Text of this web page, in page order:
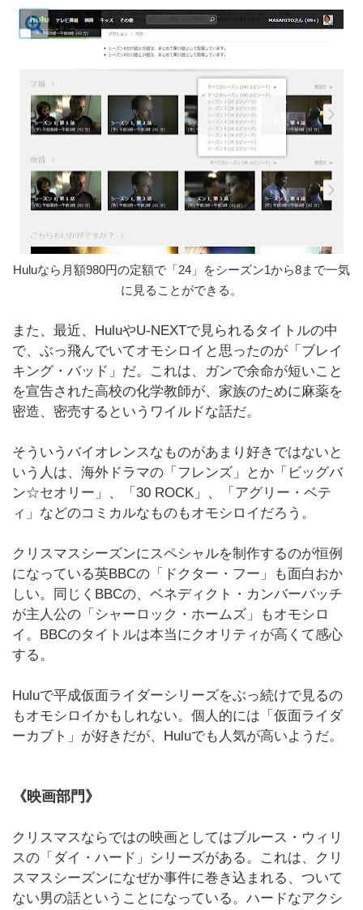
Huluなら月額980円の定額で「24」をシーズン1から8まで一気
に見ることができる。
また、最近、HuluやU-NEXTで見られるタイトルの中
で、ぶっ飛んでいてオモシロイと思ったのが「ブレイ
キング・バッド」だ。これは、ガンで余命が短いこと
を宣告された高校の化学教師が、家族のために麻薬を
密造、密売するというワイルドな話だ。
そういうバイオレンスなものがあまり好きではないと
いう人は、海外ドラマの「フレンズ」とか「ビッグバ
ン☆セオリー」、「30 ROCK」、「アグリー・ベテ
ィ」などのコミカルなものもオモシロイだろう。
クリスマスシーズンにスペシャルを制作するのが恒例
になっている英BBCの「ドクター・フー」も面白おか
しい。同じくBBCの、ベネディクト・カンバーバッチ
が主人公の「シャーロック・ホームズ」もオモシロ
イ。BBCのタイトルは本当にクオリティが高くて感心
する。
Huluで平成仮面ライダーシリーズをぶっ続けで見るの
もオモシロイかもしれない。個人的には「仮面ライダ
ーカブト」が好きだが、Huluでも人気が高いようだ。
《映画部門》
クリスマスならではの映画としてはブルース・ウィリ
スの「ダイ・ハード」シリーズがある。これは、クリ
スマスシーズンになぜか事件に巻き込まれる、ついて
ない男の話ということになっている。ハードなアクシ